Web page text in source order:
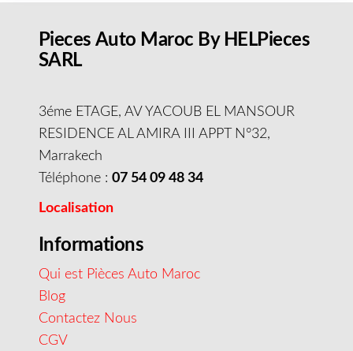
Pieces Auto Maroc By HELPieces
SARL
3éme ETAGE, AV YACOUB EL MANSOUR
RESIDENCE AL AMIRA III APPT N°32,
Marrakech
Téléphone : 07 54 09 48 34
Localisation
Informations
Qui est Pièces Auto Maroc
Blog
Contactez Nous
CGV